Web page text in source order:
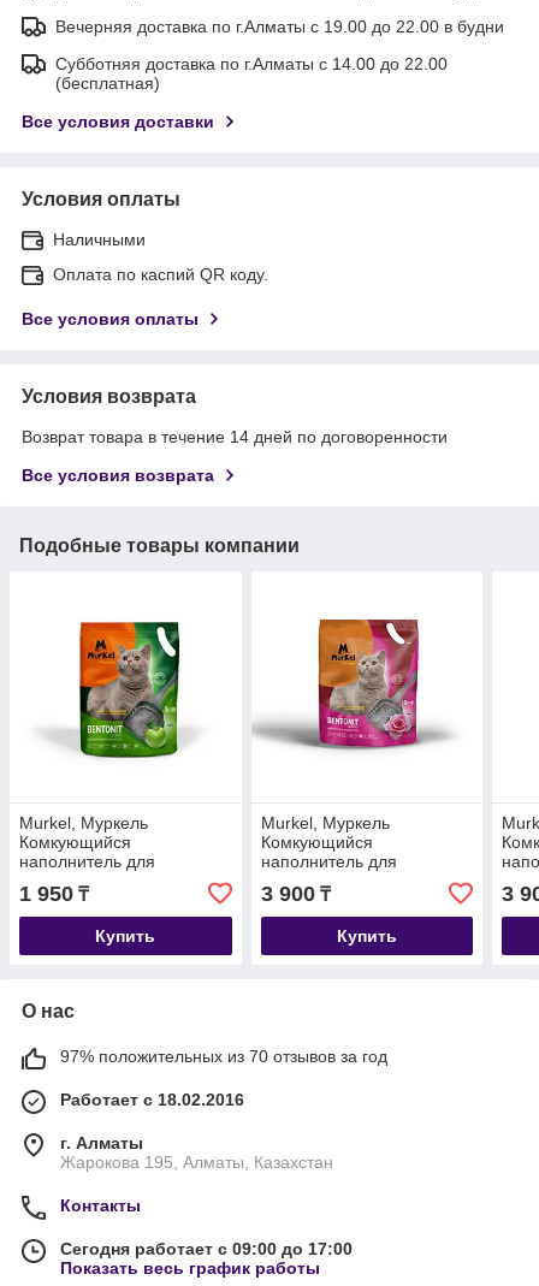
Вечерняя доставка по г.Алматы с 19.00 до 22.00 в будни
Субботняя доставка по г.Алматы с 14.00 до 22.00
(бесплатная)
Все условия доставки
Условия оплаты
Наличными
Оплата по каспий QR коду.
Все условия оплаты
Условия возврата
Возврат товара в течение 14 дней по договоренности
Все условия возврата
Подобные товары компании
Murkel, Муркель
Комкующийся
наполнитель для
кошачьего туалета с
ароматом яблока, уп. 5л
(4 кг.)
1 950 ₸
Купить
Murkel, Муркель
Комкующийся
наполнитель для
кошачьего туалета с
ароматом розы, уп. 10л (8
кг.)
3 900₸
Купить
10л
3
О нас
97% положительных из 70 отзывов за год
Работает с 18.02.2016
г. Алматы
Жарокова 195, Алматы, Казахстан
Контакты
Сегодня работает с 09:00 до 17:00
Показать весь график работы